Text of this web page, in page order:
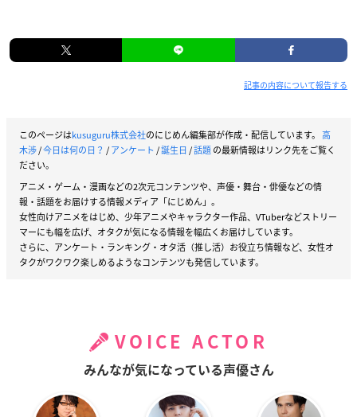
記事の内容について報告する
このページはkusuguru株式会社のにじめん編集部が作成・配信しています。 高
木渉/今日は何の日？ /アンケート /誕生日/話題の最新情報はリンク先をご覧く
ださい。
アニメ・ゲーム・漫画などの2次元コンテンツや、声優・舞台・俳優などの情
報・話題をお届けする情報メディア「にじめん」。
女性向けアニメをはじめ、少年アニメやキャラクター作品、VTuberなどストリー
マーにも幅を広げ、オタクが気になる情報を幅広くお届けしています。
さらに、アンケート・ランキング・オタ活（推し活）お役立ち情報など、女性オ
タクがワクワク楽しめるようなコンテンツも発信しています。
VOICE ACTOR
みんなが気になっている声優さん